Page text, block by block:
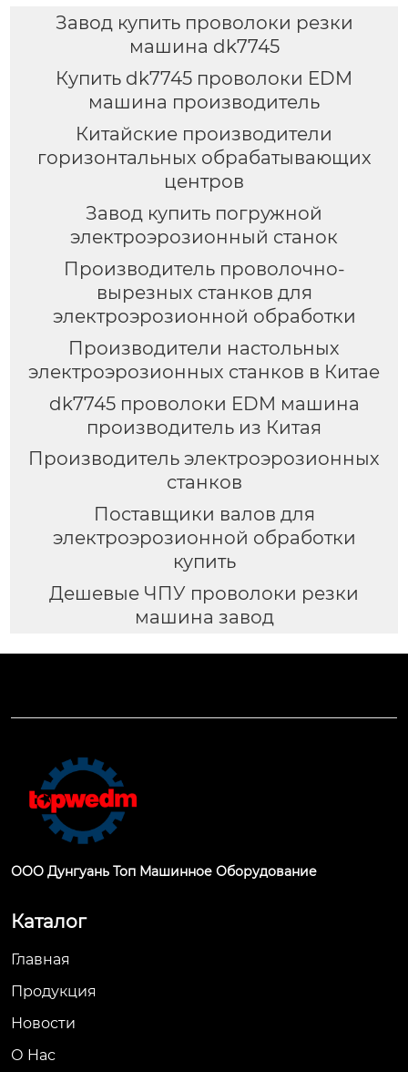
Завод купить проволоки резки
машина dk7745
Купить dk7745 проволоки EDM
машина производитель
Китайские производители
горизонтальных обрабатывающих
центров
Завод купить погружной
электроэрозионный станок
Производитель проволочно-
вырезных станков для
электроэрозионной обработки
Производители настольных
электроэрозионных станков в Китае
dk7745 проволоки EDM машина
производитель из Китая
Производитель электроэрозионных
станков
Поставщики валов для
электроэрозионной обработки
купить
Дешевые ЧПУ проволоки резки
машина завод
ООО Дунгуань Топ Машинное Оборудование
Каталог
Главная
Продукция
Новости
О Hас